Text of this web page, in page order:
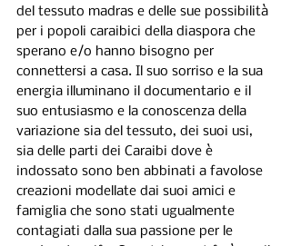
del tessuto madras e delle sue possibilità
per i popoli caraibici della diaspora che
sperano e/o hanno bisogno per
connettersi a casa. Il suo sorriso e la sua
energia illuminano il documentario e il
suo entusiasmo e la conoscenza della
variazione sia del tessuto, dei suoi usi,
sia delle parti dei Caraibi dove è
indossato sono ben abbinati a favolose
creazioni modellate dai suoi amici e
famiglia che sono stati ugualmente
contagiati dalla sua passione per le